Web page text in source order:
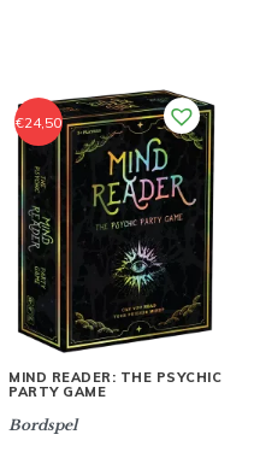
MIND READER: THE PSYCHIC
PARTY GAME
Bordspel
€24,50